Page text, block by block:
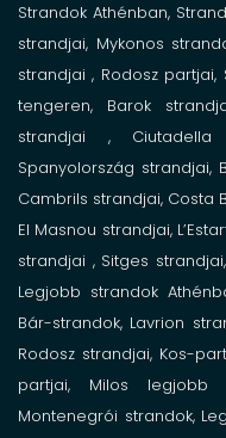
Strandok Athénban,
strandjai, Mykonos
strandjai, Rodosz partjai,
tengeren, Barok
strandjai , Ciutadella
Spanyolország strandjai,
Cambrils strandjai, Costa
El Masnou strandjai,
strandjai , Sitges
Legjobb strandok
Bár-strandok, Lavrion
Rodosz strandjai, Kos-
partjai, Milos legjobb
Montenegrói strandok,